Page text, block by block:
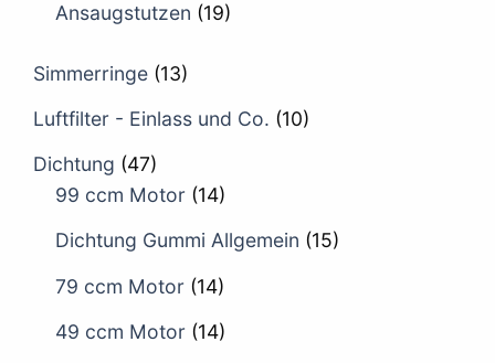
Ansaugstutzen (19)
Simmerringe (13)
Luftfilter - Einlass und Co. (10)
Dichtung (47)
99 ccm Motor (14)
Dichtung Gummi Allgemein (15)
79 ccm Motor (14)
49 ccm Motor (14)